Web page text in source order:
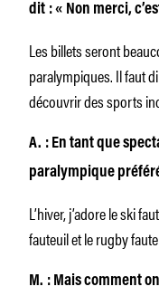
dit : « Non merci,
Les billets seront
paralympiques. Il faut
découvrir des sports
A. : En tant que
paralympique
L’hiver, j’adore le ski
fauteuil et le rugby
M. : Mais comment